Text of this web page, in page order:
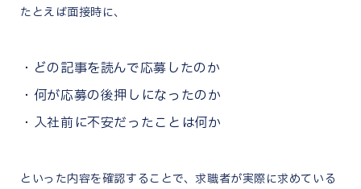
たとえば面接時に、
どの記事を読んで応募したのか
何が応募の後押しになったのか
入社前に不安だったことは何か
といった内容を確認することで、求職者が実際に求めている